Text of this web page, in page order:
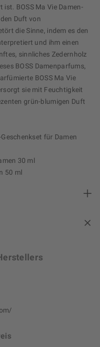
BOSS Ma Vie Damen-
Duft von
die Sinne, indem es den
und ihm einen
sinnliches Zedernholz
BOSS Damenparfums,
BOSS Ma Vie
sie mit Feuchtigkeit
grün-blumigen Duft
für Damen
30 ml
50 ml